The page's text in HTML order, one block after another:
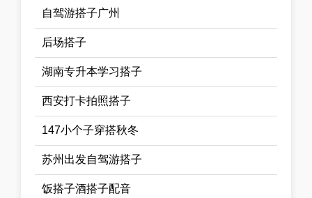
自驾游搭子广州
后场搭子
湖南专升本学习搭子
西安打卡拍照搭子
147小个子穿搭秋冬
苏州出发自驾游搭子
饭搭子酒搭子配音